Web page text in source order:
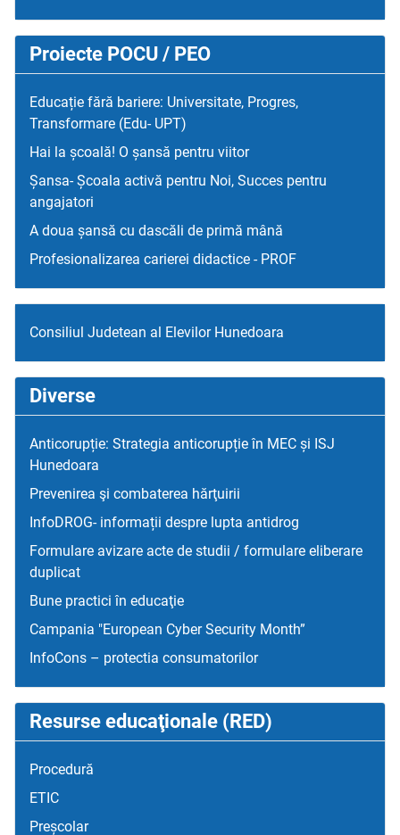
Proiecte POCU / PEO
Educație fără bariere: Universitate, Progres,
Transformare (Edu- UPT)
Hai la școală! O șansă pentru viitor
Șansa- Școala activă pentru Noi, Succes pentru
angajatori
A doua șansă cu dascăli de primă mână
Profesionalizarea carierei didactice - PROF
Consiliul Judetean al Elevilor Hunedoara
Diverse
Anticorupție: Strategia anticorupție în MEC și ISJ
Hunedoara
Prevenirea şi combaterea hărţuirii
InfoDROG- informații despre lupta antidrog
Formulare avizare acte de studii / formulare eliberare
duplicat
Bune practici în educaţie
Campania "European Cyber Security Month”
InfoCons – protectia consumatorilor
Resurse educaţionale (RED)
Procedură
ETIC
Preșcolar